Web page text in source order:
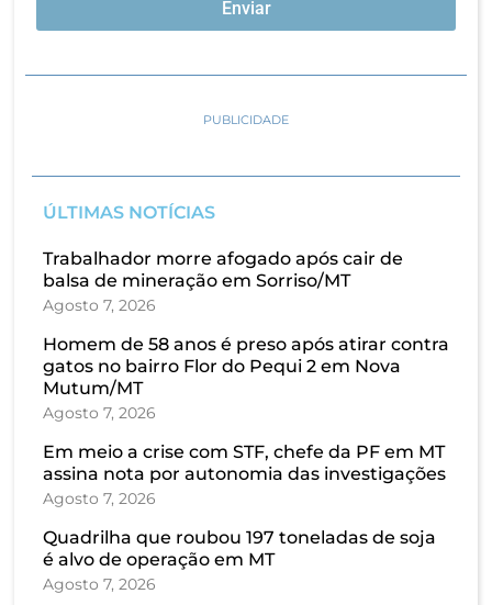
Enviar
PUBLICIDADE
ÚLTIMAS NOTÍCIAS
Trabalhador morre afogado após cair de
balsa de mineração em Sorriso/MT
Agosto 7, 2026
Homem de 58 anos é preso após atirar contra
gatos no bairro Flor do Pequi 2 em Nova
Mutum/MT
Agosto 7, 2026
Em meio a crise com STF, chefe da PF em MT
assina nota por autonomia das investigações
Agosto 7, 2026
Quadrilha que roubou 197 toneladas de soja
é alvo de operação em MT
Agosto 7, 2026